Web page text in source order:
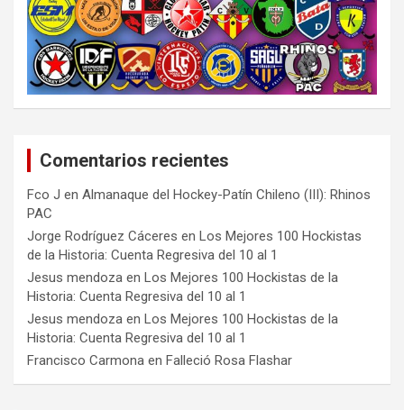
Comentarios recientes
Fco J en Almanaque del Hockey-Patín Chileno (III): Rhinos
PAC
Jorge Rodríguez Cáceres en Los Mejores 100 Hockistas
de la Historia: Cuenta Regresiva del 10 al 1
Jesus mendoza en Los Mejores 100 Hockistas de la
Historia: Cuenta Regresiva del 10 al 1
Jesus mendoza en Los Mejores 100 Hockistas de la
Historia: Cuenta Regresiva del 10 al 1
Francisco Carmona en Falleció Rosa Flashar